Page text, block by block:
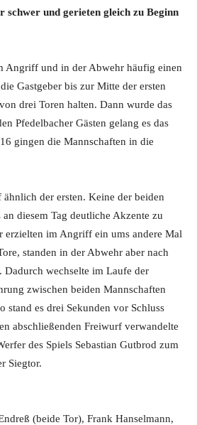
schwer und gerieten gleich zu Beginn
Angriff und in der Abwehr häufig einen
Gastgeber bis zur Mitte der ersten
drei Toren halten. Dann wurde das
Pfedelbacher Gästen gelang es das
gingen die Mannschaften in die
der ersten. Keine der beiden
diesem Tag deutliche Akzente zu
erzielten im Angriff ein ums andere Mal
standen in der Abwehr aber nach
wechselte im Laufe der
zwischen beiden Mannschaften
stand es drei Sekunden vor Schluss
abschließenden Freiwurf verwandelte
des Spiels Sebastian Gutbrod zum
Siegtor.
(beide Tor), Frank Hanselmann,